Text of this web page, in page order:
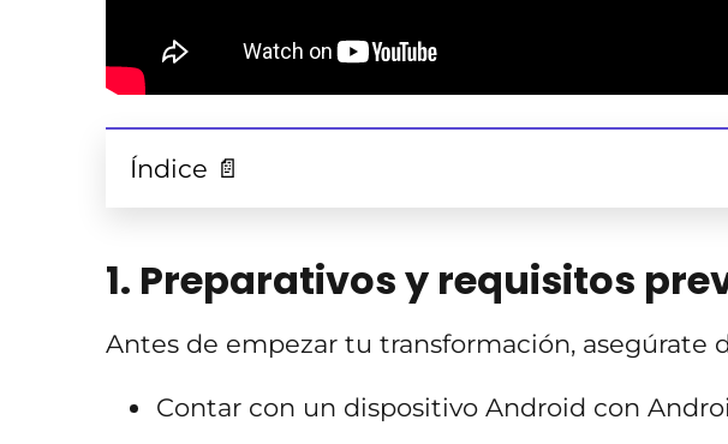
Índice 📄
1. Preparativos y requisitos
Antes de empezar tu transformación, asegúrate
Contar con un dispositivo Android con